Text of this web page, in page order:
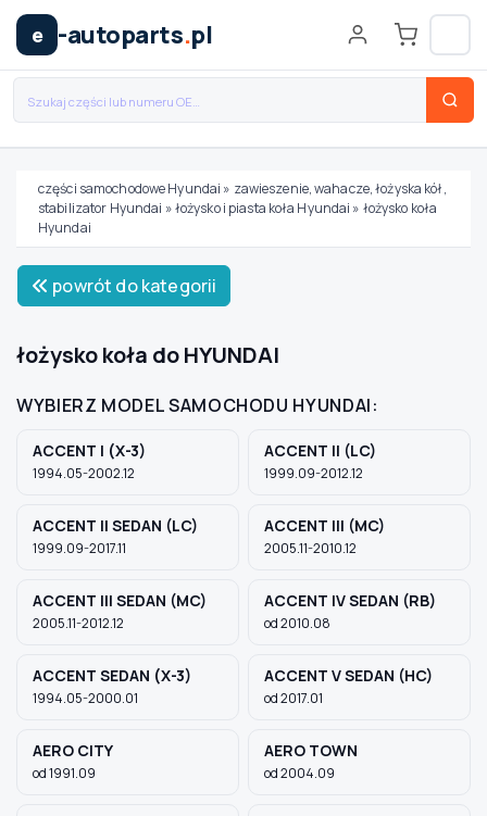
e -autoparts.pl
Wybierz swój pojazd
MARKA
MODEL
TYP / SILNIK
Szukaj pasujących części
Anuluj
części samochodowe Hyundai » zawieszenie, wahacze, łożyska kół,
stabilizator Hyundai »łożysko i piasta koła Hyundai » łożysko koła
Hyundai
powrót do kategorii
łożysko koła do HYUNDAI
WYBIERZ MODEL SAMOCHODU HYUNDAI:
ACCENT I (X-3)
1994.05-2002.12
ACCENT II (LC)
1999.09-2012.12
ACCENT II SEDAN (LC)
1999.09-2017.11
ACCENT III (MC)
2005.11-2010.12
ACCENT III SEDAN (MC)
2005.11-2012.12
ACCENT IV SEDAN (RB)
od 2010.08
ACCENT SEDAN (X-3)
1994.05-2000.01
ACCENT V SEDAN (HC)
od 2017.01
AERO CITY
od 1991.09
AERO TOWN
od 2004.09